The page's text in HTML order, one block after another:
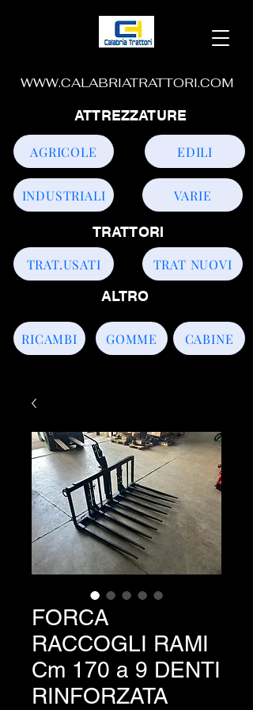
WWW.CALABRIATRATTORI.COM
TRAT.USATI TRAT NUOVI
INDUSTRIALI
AGRICOLE EDILI
VARIE
CABINE
GOMME
RICAMBI
ATTREZZATURE
TRATTORI
ALTRO
FORCA
RACCOGLI RAMI
Cm 170 a 9 DENTI
RINFORZATA